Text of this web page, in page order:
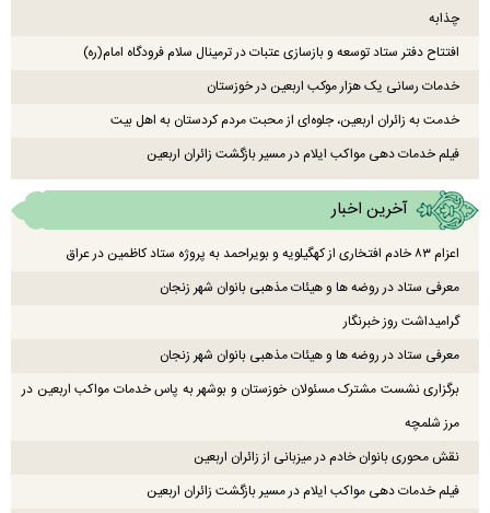
چذابه
افتتاح دفتر ستاد توسعه و بازسازی عتبات در ترمینال سلام فرودگاه امام(ره)
خدمات رسانی یک هزار موکب اربعین در خوزستان
خدمت به زائران اربعین، جلوه‌ای از محبت مردم کردستان به اهل بیت
فیلم خدمات دهی مواکب ایلام در مسیر بازگشت زائران اربعین
آخرین اخبار
اعزام ۸۳ خادم افتخاری از کهگیلویه و بویراحمد به پروژه ستاد کاظمین در عراق
معرفی ستاد در روضه ها و هیئات مذهبی بانوان شهر زنجان
گرامیداشت روز خبرنگار
معرفی ستاد در روضه ها و هیئات مذهبی بانوان شهر زنجان
برگزاری نشست مشترک مسئولان خوزستان و بوشهر به پاس خدمات مواکب اربعین در
مرز شلمچه
نقش محوری بانوان خادم در میزبانی از زائران اربعین
فیلم خدمات دهی مواکب ایلام در مسیر بازگشت زائران اربعین